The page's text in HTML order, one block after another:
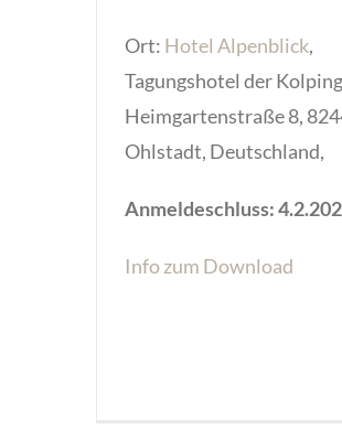
Ort: Hotel Alpenblick,
Tagungshotel der
Heimgartenstraße 8,
Ohlstadt, Deutschland,
Anmeldeschluss:
Info zum Download